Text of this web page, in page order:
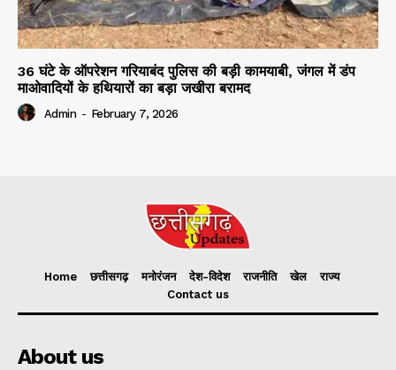
36 घंटे के ऑपरेशन गरियाबंद पुलिस की बड़ी कामयाबी, जंगल में डंप
माओवादियों के हथियारों का बड़ा जखीरा बरामद
Admin - February 7, 2026
Home छत्तीसगढ़ मनोरंजन देश-विदेश राजनीति खेल
राज्य
Contact us
About us